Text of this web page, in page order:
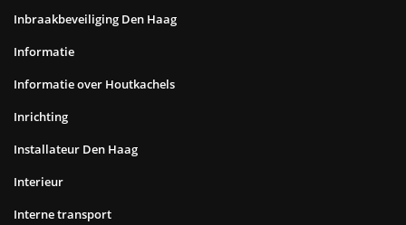
Inbraakbeveiliging Den Haag
Informatie
Informatie over Houtkachels
Inrichting
Installateur Den Haag
Interieur
Interne transport